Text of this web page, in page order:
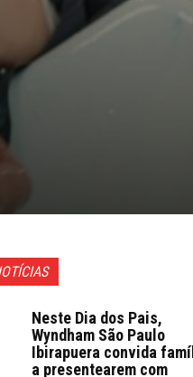
Neste Dia dos Pais,
Wyndham São Paulo
Ibirapuera convida
a presentearem com